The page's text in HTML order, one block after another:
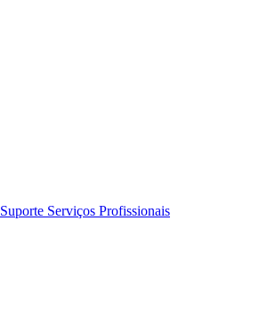
Serviços Profissionais